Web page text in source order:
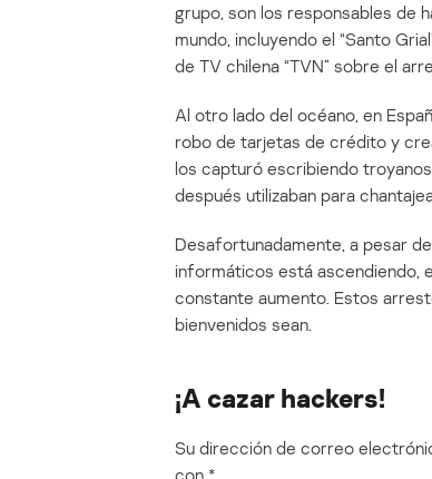
grupo, son los responsables de
mundo, incluyendo el “Santo
de TV chilena “TVN” sobre el
Al otro lado del océano, en
robo de tarjetas de crédito y
los capturó escribiendo
después utilizaban para
Desafortunadamente, a pesar
informáticos está ascendiendo,
constante aumento. Estos
bienvenidos sean.
¡A cazar hackers!
Su dirección de correo